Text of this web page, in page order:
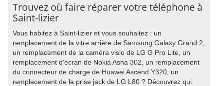
Trouvez où faire réparer votre téléphone à
Saint-lizier
Vous habitez à Saint-lizier et vous souhaitez : un
remplacement de la vitre arrière de Samsung Galaxy Grand 2,
un remplacement de la caméra visio de LG G Pro Lite, un
remplacement d'écran de Nokia Asha 302, un remplacement
du connecteur de charge de Huawei Ascend Y320, un
remplacement de la prise jack de LG L80 ? Découvrez qui